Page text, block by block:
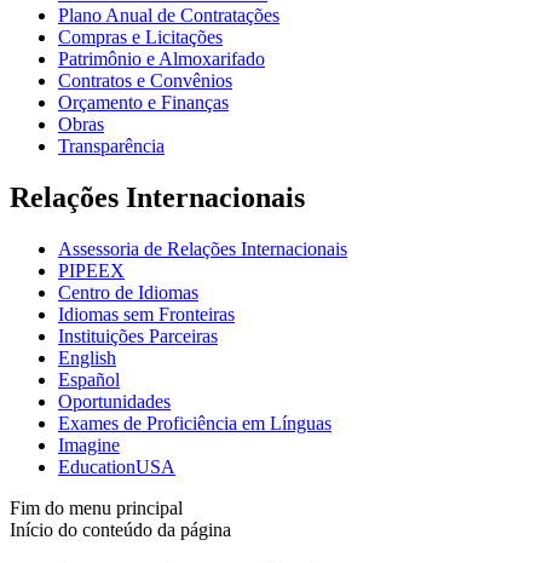
Plano Anual de Contratações
Compras e Licitações
Patrimônio e Almoxarifado
Contratos e Convênios
Orçamento e Finanças
Obras
Transparência
Relações Internacionais
Assessoria de Relações Internacionais
PIPEEX
Centro de Idiomas
Idiomas sem Fronteiras
Instituições Parceiras
English
Español
Oportunidades
Exames de Proficiência em Línguas
Imagine
EducationUSA
Fim do menu principal
Início do conteúdo da página